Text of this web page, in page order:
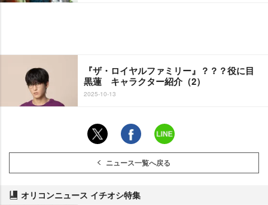
『ザ・ロイヤルファミリー』？？？役に目
黒蓮 キャラクター紹介（2）
2025-10-13
ニュース一覧へ戻る
オリコンニュース イチオシ特集